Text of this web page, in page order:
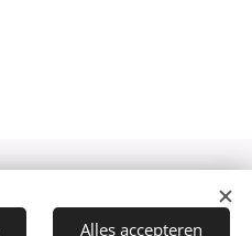
Alles accepteren